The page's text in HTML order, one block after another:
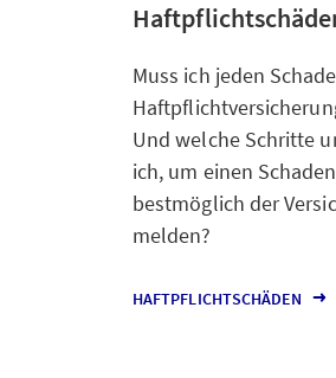
Muss ich jeden
Und welche Schritte
ich, um einen Schaden
bestmöglich der
melden?
HAFTPFLICHTSCHÄDEN